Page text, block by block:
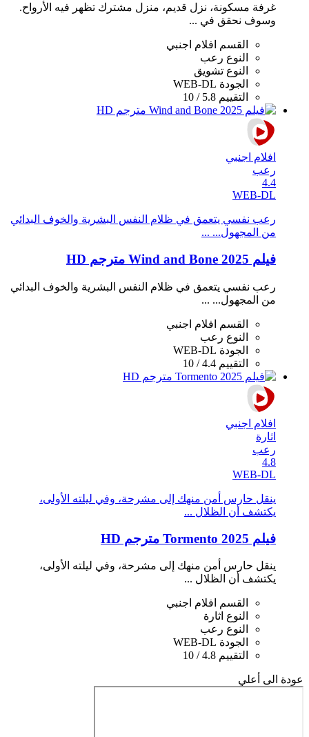
غرفة مسكونة، نزل قديم، منزل مشترك تظهر فيه الأرواح.
وسوف نحقق في ...
القسم افلام اجنبي
النوع رعب
النوع تشويق
الجودة WEB-DL
التقييم 5.8 / 10
افلام اجنبي
رعب
4.4
WEB-DL
رعب نفسي يتعمق في ظلام النفس البشرية والخوف البدائي
من المجهول... ...
فيلم Wind and Bone 2025 مترجم HD
رعب نفسي يتعمق في ظلام النفس البشرية والخوف البدائي
من المجهول... ...
القسم
افلام اجنبي
النوع رعب
الجودة WEB-DL
التقييم 4.4 / 10
افلام اجنبي
اثارة
رعب
4.8
WEB-DL
ينقل حارس أمن منهك إلى مشرحة، وفي ليلته الأولى،
يكتشف أن الظلال ...
فيلم Tormento 2025 مترجم HD
ينقل حارس أمن منهك إلى مشرحة، وفي ليلته الأولى،
يكتشف أن الظلال ...
القسم
افلام اجنبي
النوع اثارة
النوع رعب
الجودة WEB-DL
التقييم 4.8 / 10
عودة الى أعلي